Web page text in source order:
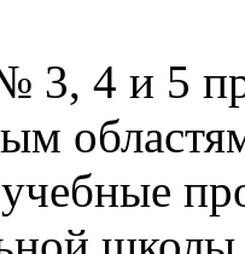
3, 4 и 5